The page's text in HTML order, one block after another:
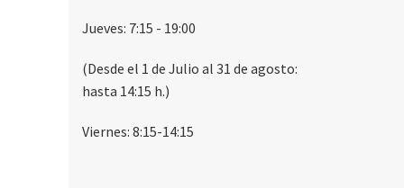
Jueves: 7:15 - 19:00
(Desde el 1 de Julio al 31 de agosto:
hasta 14:15 h.)
Viernes: 8:15-14:15